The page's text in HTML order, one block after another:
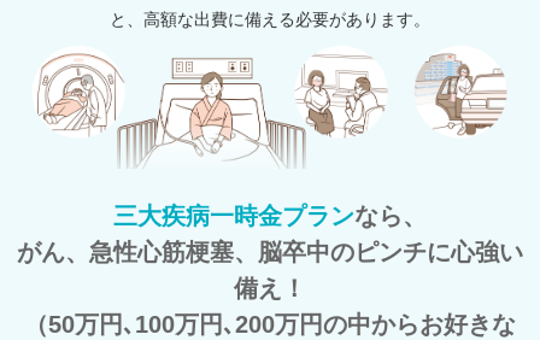
と、高額な出費に備える必要があります。
三大疾病一時金プランなら、
がん、急性心筋梗塞、脳卒中のピンチに心強い
備え！
（50万円､100万円､200万円の中からお好きな